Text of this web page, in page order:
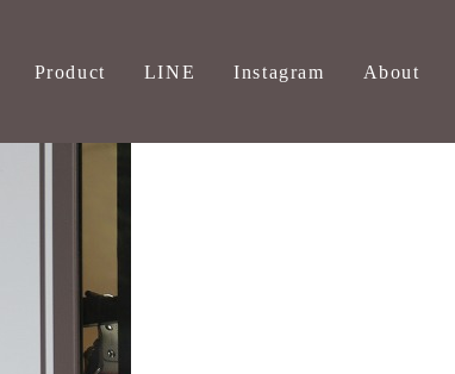
Product LINE Instagram About